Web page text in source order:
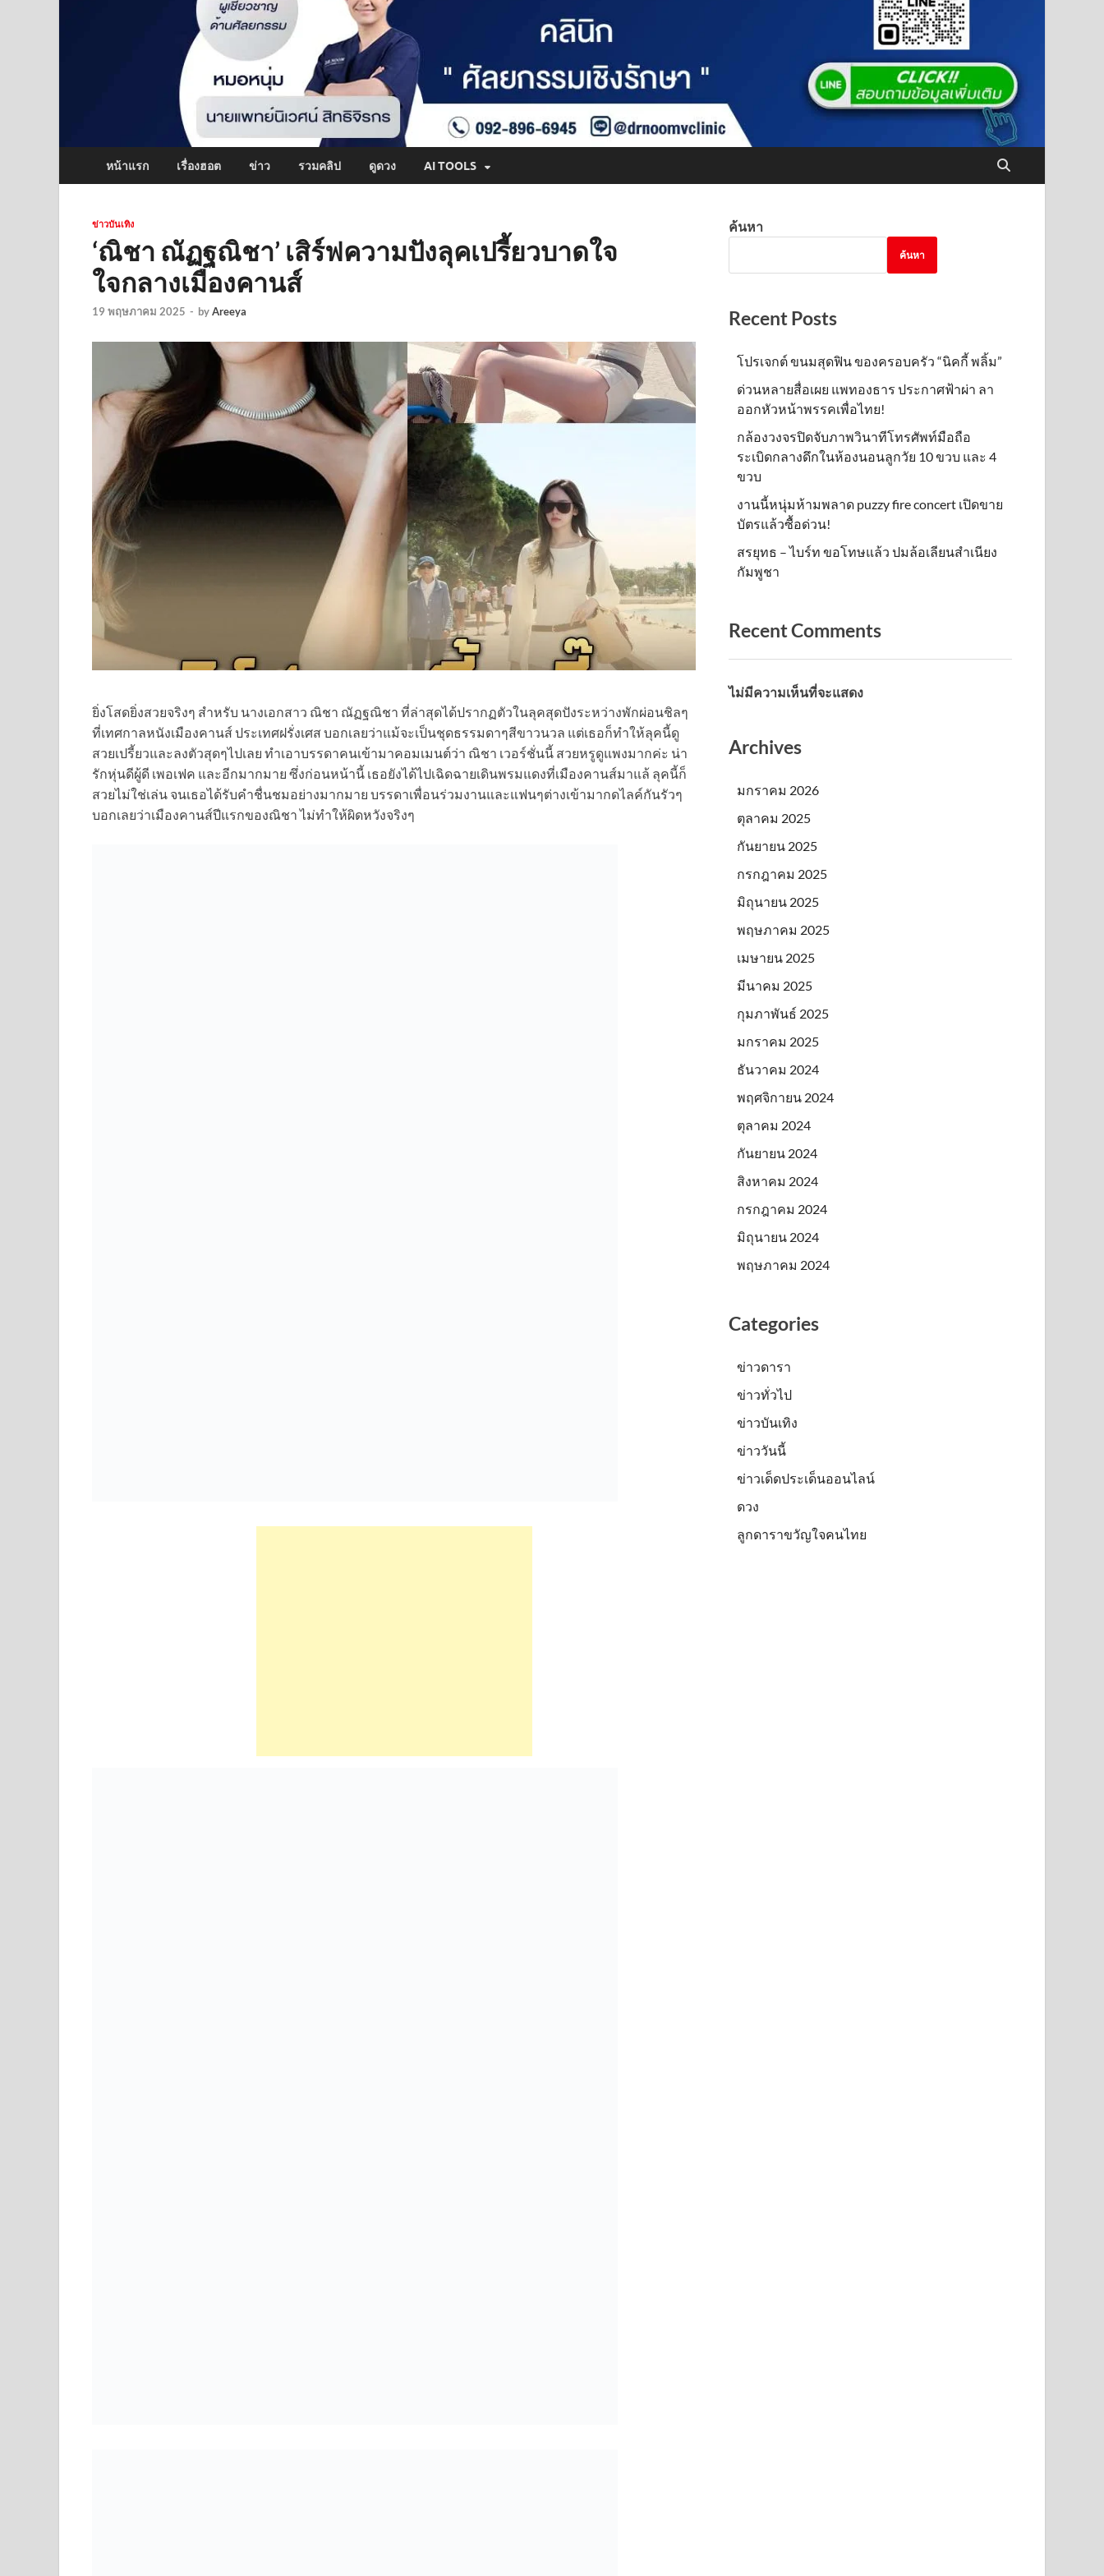
หน้าแรก เรื่องฮอต ข่าว รวมคลิป ดูดวง AI TOOLS
ข่าวบันเทิง
‘ณิชา ณัฏฐณิชา’ เสิร์ฟความปังลุคเปรี้ยวบาดใจ
ใจกลางเมืองคานส์
19 พฤษภาคม 2025 - byAreeya
ยิ่งโสดยิ่งสวยจริงๆ สำหรับ นางเอกสาว ณิชา ณัฏฐณิชา ที่ล่าสุดได้ปรากฏตัวในลุคสุดปังระหว่างพักผ่อนชิลๆ
ที่เทศกาลหนังเมืองคานส์ ประเทศฝรั่งเศส บอกเลยว่าแม้จะเป็นชุดธรรมดาๆสีขาวนวล แต่เธอก็ทำให้ลุคนี้ดู
สวยเปรี้ยวและลงตัวสุดๆไปเลย ทำเอาบรรดาคนเข้ามาคอมเมนต์ว่า ณิชา เวอร์ชั่นนี้ สวยหรูดูแพงมากค่ะ น่า
รักหุ่นดีผู้ดี เพอเฟค และอีกมากมาย ซึ่งก่อนหน้านี้ เธอยังได้ไปเฉิดฉายเดินพรมแดงที่เมืองคานส์มาแล้ ลุคนี้ก็
สวยไม่ใช่เล่น จนเธอได้รับคำชื่นชมอย่างมากมาย บรรดาเพื่อนร่วมงานและแฟนๆต่างเข้ามากดไลค์กันรัวๆ
บอกเลยว่าเมืองคานส์ปีแรกของณิชา ไม่ทำให้ผิดหวังจริงๆ
ค้นหา
ค้นหา
Recent Posts
โปรเจกต์ ขนมสุดฟิน ของครอบครัว “นิคกี้ พลิ้ม”
ด่วนหลายสื่อเผย แพทองธาร ประกาศฟ้าผ่า ลา
ออกหัวหน้าพรรคเพื่อไทย!
กล้องวงจรปิดจับภาพวินาทีโทรศัพท์มือถือ
ระเบิดกลางดึกในห้องนอนลูกวัย 10 ขวบ และ 4
ขวบ
งานนี้หนุ่มห้ามพลาด puzzy fire concert เปิดขาย
บัตรแล้วซื้อด่วน!
สรยุทธ – ไบร์ท ขอโทษแล้ว ปมล้อเลียนสำเนียง
กัมพูชา
Recent Comments
ไม่มีความเห็นที่จะแสดง
Archives
มกราคม 2026
ตุลาคม 2025
กันยายน 2025
กรกฎาคม 2025
มิถุนายน 2025
พฤษภาคม 2025
เมษายน 2025
มีนาคม 2025
กุมภาพันธ์ 2025
มกราคม 2025
ธันวาคม 2024
พฤศจิกายน 2024
ตุลาคม 2024
กันยายน 2024
สิงหาคม 2024
กรกฎาคม 2024
มิถุนายน 2024
พฤษภาคม 2024
Categories
ข่าวดารา
ข่าวทั่วไป
ข่าวบันเทิง
ข่าววันนี้
ข่าวเด็ดประเด็นออนไลน์
ดวง
ลูกดาราขวัญใจคนไทย